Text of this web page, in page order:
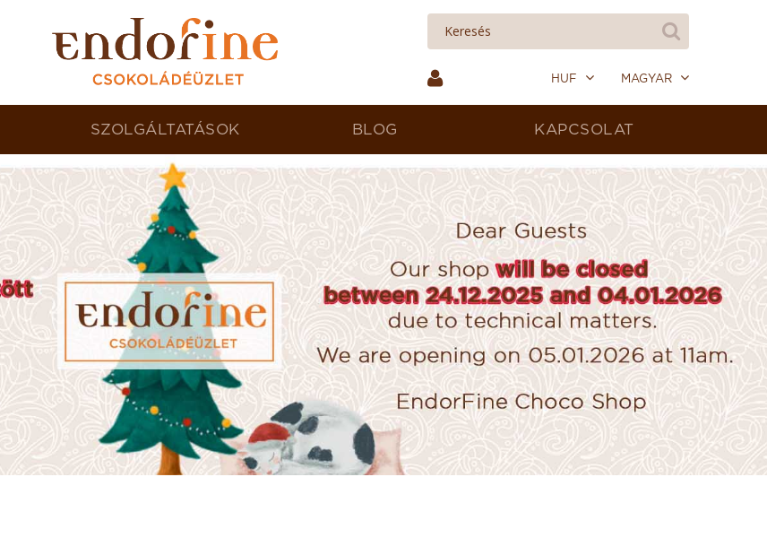
MAGYAR
HUF
SZOLGÁLTATÁSOK BLOG KAPCSOLAT